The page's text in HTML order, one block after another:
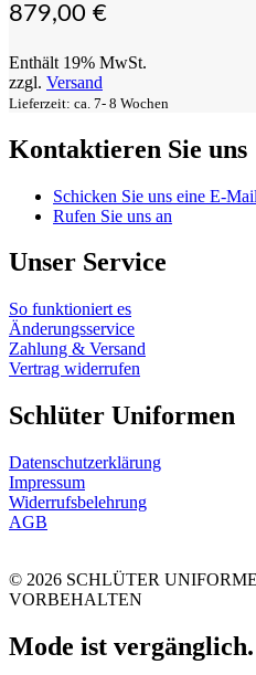
879,00 €
Enthält 19% MwSt.
zzgl. Versand
Lieferzeit: ca. 7- 8 Wochen
Kontaktieren Sie uns
Schicken Sie uns eine E-Mail
Rufen Sie uns an
Unser Service
So funktioniert es
Änderungsservice
Zahlung & Versand
Vertrag widerrufen
Schlüter Uniformen
Datenschutzerklärung
Impressum
Widerrufsbelehrung
AGB
© 2026 SCHLÜTER
VORBEHALTEN
Mode ist